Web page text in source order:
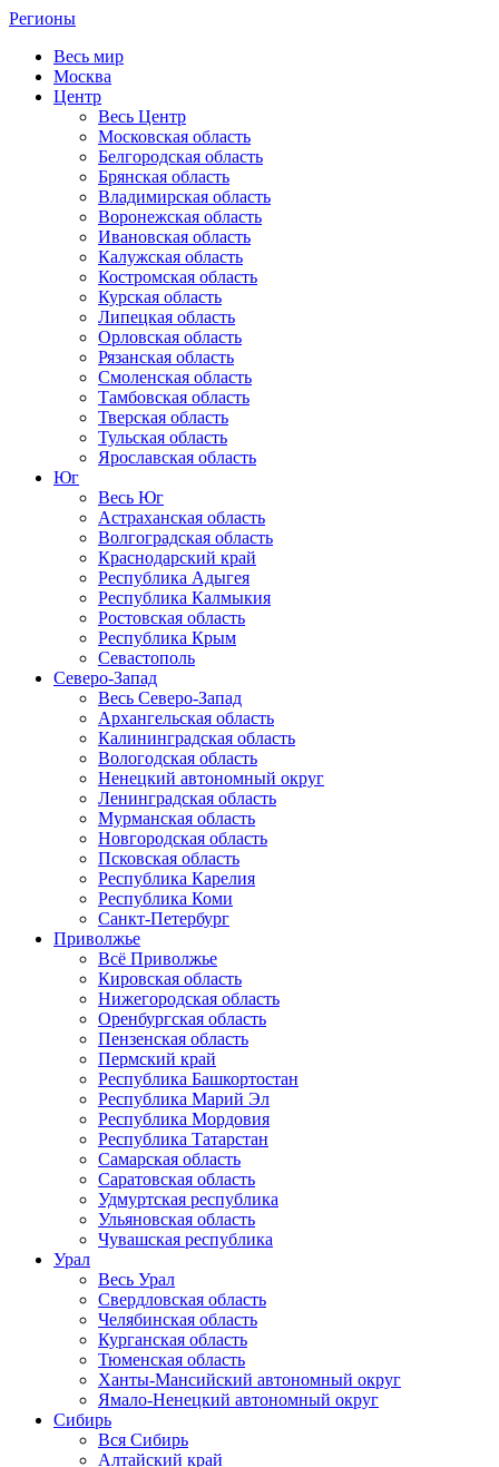
Регионы
Весь мир
Москва
Центр
Весь Центр
Московская область
Белгородская область
Брянская область
Владимирская область
Воронежская область
Ивановская область
Калужская область
Костромская область
Курская область
Липецкая область
Орловская область
Рязанская область
Смоленская область
Тамбовская область
Тверская область
Тульская область
Ярославская область
Юг
Весь Юг
Астраханская область
Волгоградская область
Краснодарский край
Республика Адыгея
Республика Калмыкия
Ростовская область
Республика Крым
Севастополь
Северо-Запад
Весь Северо-Запад
Архангельская область
Калининградская область
Вологодская область
Ненецкий автономный округ
Ленинградская область
Мурманская область
Новгородская область
Псковская область
Республика Карелия
Республика Коми
Санкт-Петербург
Приволжье
Всё Приволжье
Кировская область
Нижегородская область
Оренбургская область
Пензенская область
Пермский край
Республика Башкортостан
Республика Марий Эл
Республика Мордовия
Республика Татарстан
Самарская область
Саратовская область
Удмуртская республика
Ульяновская область
Чувашская республика
Урал
Весь Урал
Свердловская область
Челябинская область
Курганская область
Тюменская область
Ханты-Мансийский автономный округ
Ямало-Ненецкий автономный округ
Сибирь
Вся Сибирь
Алтайский край